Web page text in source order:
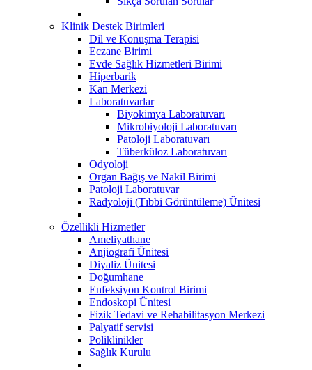
Klinik Destek Birimleri
Dil ve Konuşma Terapisi
Eczane Birimi
Evde Sağlık Hizmetleri Birimi
Hiperbarik
Kan Merkezi
Laboratuvarlar
Biyokimya Laboratuvarı
Mikrobiyoloji Laboratuvarı
Patoloji Laboratuvarı
Tüberküloz Laboratuvarı
Odyoloji
Organ Bağış ve Nakil Birimi
Patoloji Laboratuvar
Radyoloji (Tıbbi Görüntüleme) Ünitesi
Özellikli Hizmetler
Ameliyathane
Anjiografi Ünitesi
Diyaliz Ünitesi
Doğumhane
Enfeksiyon Kontrol Birimi
Endoskopi Ünitesi
Fizik Tedavi ve Rehabilitasyon Merkezi
Palyatif servisi
Poliklinikler
Sağlık Kurulu